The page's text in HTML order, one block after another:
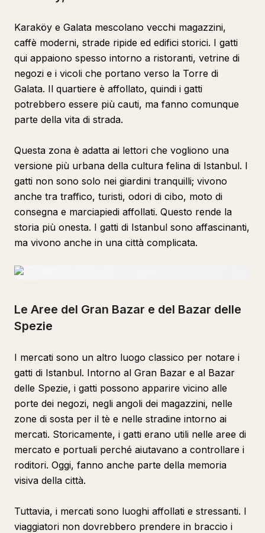
Karaköy e Galata mescolano vecchi magazzini,
caffè moderni, strade ripide ed edifici storici. I gatti
qui appaiono spesso intorno a ristoranti, vetrine di
negozi e i vicoli che portano verso la Torre di
Galata. Il quartiere è affollato, quindi i gatti
potrebbero essere più cauti, ma fanno comunque
parte della vita di strada.
Questa zona è adatta ai lettori che vogliono una
versione più urbana della cultura felina di Istanbul. I
gatti non sono solo nei giardini tranquilli; vivono
anche tra traffico, turisti, odori di cibo, moto di
consegna e marciapiedi affollati. Questo rende la
storia più onesta. I gatti di Istanbul sono affascinanti,
ma vivono anche in una città complicata.
Le Aree del Gran Bazar e del Bazar delle
Spezie
I mercati sono un altro luogo classico per notare i
gatti di Istanbul. Intorno al Gran Bazar e al Bazar
delle Spezie, i gatti possono apparire vicino alle
porte dei negozi, negli angoli dei magazzini, nelle
zone di sosta per il tè e nelle stradine intorno ai
mercati. Storicamente, i gatti erano utili nelle aree di
mercato e portuali perché aiutavano a controllare i
roditori. Oggi, fanno anche parte della memoria
visiva della città.
Tuttavia, i mercati sono luoghi affollati e stressanti. I
viaggiatori non dovrebbero prendere in braccio i